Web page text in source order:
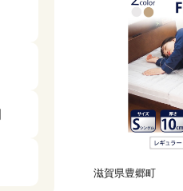
滋賀県豊郷町